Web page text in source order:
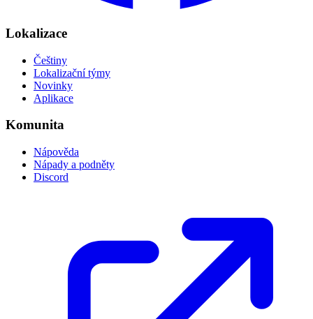
Lokalizace
Češtiny
Lokalizační týmy
Novinky
Aplikace
Komunita
Nápověda
Nápady a podněty
Discord